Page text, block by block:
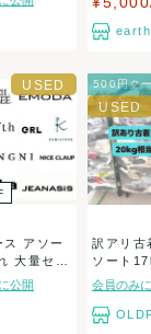
ス アソー
大量セッ
...
公開
500円ク
訳アリ古
ソート
0サイ...
会員のみ